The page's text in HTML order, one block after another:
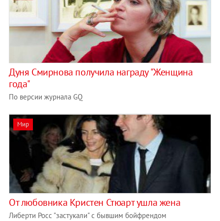
Дуня Смирнова получила награду "Женщина
года"
По версии журнала GQ
Мир
От любовника Кристен Стюарт ушла жена
Либерти Росс "застукали" с бывшим бойфрендом